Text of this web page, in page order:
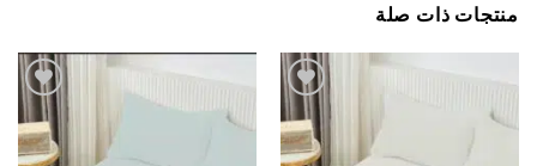
ذات صلة
اضف
الي
المفضلة
اضف
الي
المفضلة